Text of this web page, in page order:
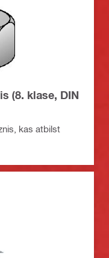
(8. klase, DIN
kas atbilst